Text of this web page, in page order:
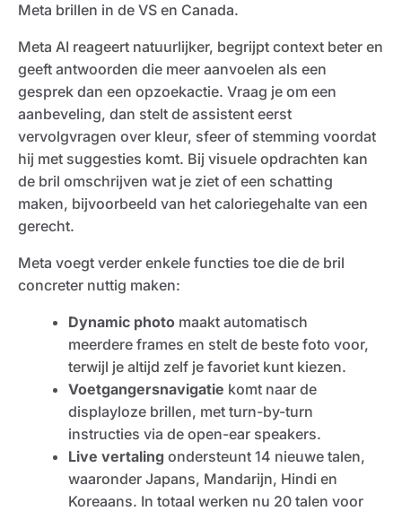
Meta brillen in de VS en Canada.
Meta AI reageert natuurlijker, begrijpt context beter en
geeft antwoorden die meer aanvoelen als een
gesprek dan een opzoekactie. Vraag je om een
aanbeveling, dan stelt de assistent eerst
vervolgvragen over kleur, sfeer of stemming voordat
hij met suggesties komt. Bij visuele opdrachten kan
de bril omschrijven wat je ziet of een schatting
maken, bijvoorbeeld van het caloriegehalte van een
gerecht.
Meta voegt verder enkele functies toe die de bril
concreter nuttig maken:
Dynamic photo maakt automatisch
meerdere frames en stelt de beste foto voor,
terwijl je altijd zelf je favoriet kunt kiezen.
Voetgangersnavigatie komt naar de
displayloze brillen, met turn-by-turn
instructies via de open-ear speakers.
Live vertaling ondersteunt 14 nieuwe talen,
waaronder Japans, Mandarijn, Hindi en
Koreaans. In totaal werken nu 20 talen voor